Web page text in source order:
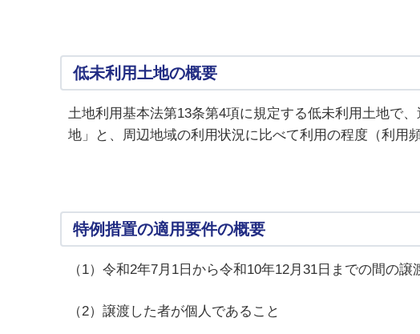
低未利用土地の概要
土地利用基本法第13条第4項に規定する低未利用土地で
地」と、周辺地域の利用状況に比べて利用の程度（利用
特例措置の適用要件の概要
（1）令和2年7月1日から令和10年12月31日までの間の譲
（2）譲渡した者が個人であること